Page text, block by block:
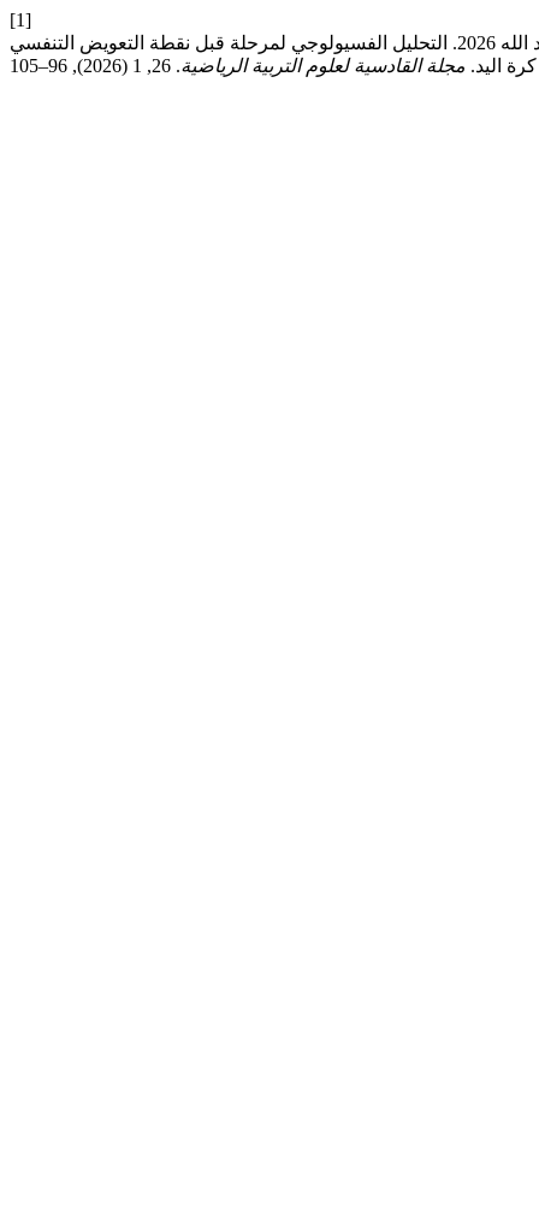
[1]
نجلاء علي حسين و فلاح حسن عبد الله 2026. التحليل الفسيولوجي لمرحلة قبل نقطة التعويض التنفسيRCP) ) وحتى استنفاذ الجهد وبعض القدرات
اليد. مجلة القادسية لعلوم التربية الرياضية